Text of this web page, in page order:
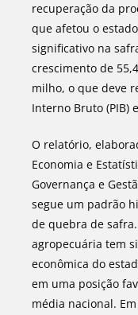
recuperação da
que afetou o
significativo na
crescimento de
milho, o que deve
Interno Bruto (PIB)
O relatório,
Economia e
Governança e
segue um padrão
de quebra de
agropecuária tem
econômica do
em uma posição
média nacional.